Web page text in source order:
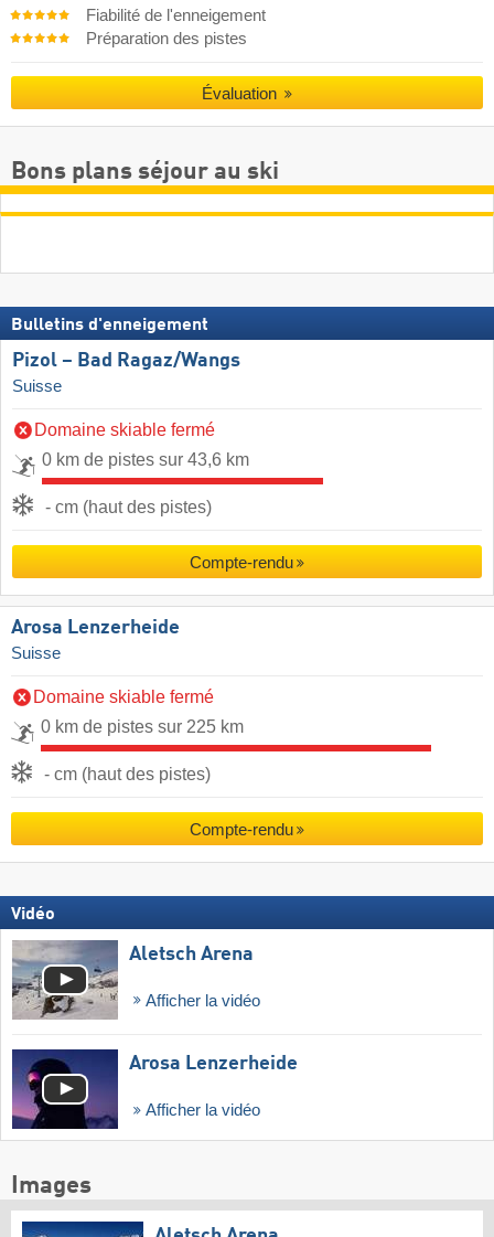
Fiabilité de l'enneigement
Préparation des pistes
Évaluation
Bons plans séjour au ski
Bulletins d'enneigement
Pizol – Bad Ragaz/​Wangs
Suisse
Domaine skiable fermé
0 km de pistes sur 43,6 km
- cm (haut des pistes)
Compte-rendu
Arosa Lenzerheide
Suisse
Domaine skiable fermé
0 km de pistes sur 225 km
- cm (haut des pistes)
Compte-rendu
Vidéo
Aletsch Arena
Afficher la vidéo
Arosa Lenzerheide
Afficher la vidéo
Images